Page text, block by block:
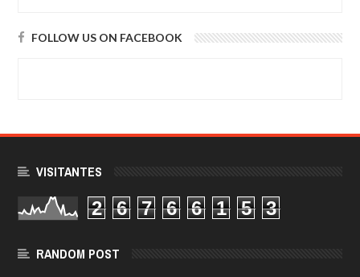
FOLLOW US ON FACEBOOK
VISITANTES
2 6 7 6 6 1 5 3
RANDOM POST